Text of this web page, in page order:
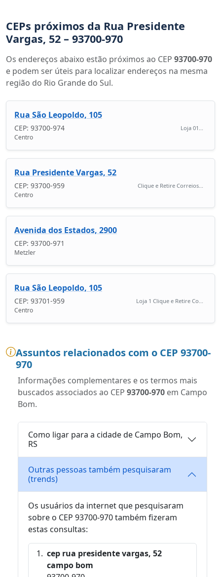
CEPs próximos da Rua Presidente
Vargas, 52 – 93700-970
Os endereços abaixo estão próximos ao CEP 93700-970
e podem ser úteis para localizar endereços na mesma
região do Rio Grande do Sul.
Rua São Leopoldo, 105
CEP: 93700-974 Loja 01...
Centro
Rua Presidente Vargas, 52
CEP: 93700-959 Clique e Retire Correios...
Centro
Avenida dos Estados, 2900
CEP: 93700-971
Metzler
Rua São Leopoldo, 105
CEP: 93701-959 Loja 1 Clique e Retire Co...
Centro
Assuntos relacionados com o CEP 93700-
970
Informações complementares e os termos mais
buscados associados ao CEP 93700-970 em Campo
Bom.
Como ligar para a cidade de Campo Bom,
RS
Outras pessoas também pesquisaram
(trends)
Os usuários da internet que pesquisaram
sobre o CEP 93700-970 também fizeram
estas consultas:
cep rua presidente vargas, 52
campo bom